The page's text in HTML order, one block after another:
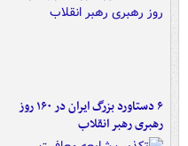
۶ دستاورد بزرگ ایران در ۱۶۰ روز
رهبری رهبر انقلاب